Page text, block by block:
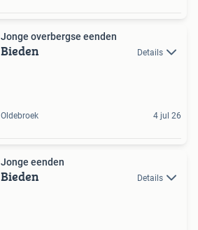
Jonge overbergse eenden
Bieden Details
Oldebroek 4 jul 26
Jonge eenden
Bieden Details